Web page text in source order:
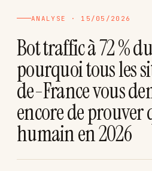
ANALYSE · 15/05/2026
Bot traffic à 72 %
pourquoi tous les
de-France vous
encore de prouver
humain en 2026